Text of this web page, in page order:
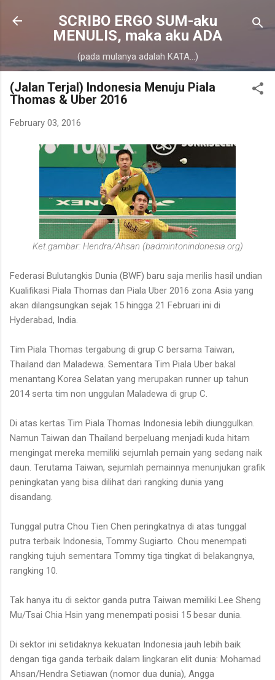
Skip to main content
SCRIBO ERGO SUM-aku
MENULIS, maka aku ADA
(pada mulanya adalah KATA...)
(Jalan Terjal) Indonesia Menuju Piala
Thomas & Uber 2016
February 03, 2016
Ket.gambar: Hendra/Ahsan (badmintonindonesia.org)
Federasi Bulutangkis Dunia (BWF) baru saja merilis hasil undian
Kualifikasi Piala Thomas dan Piala Uber 2016 zona Asia yang
akan dilangsungkan sejak 15 hingga 21 Februari ini di
Hyderabad, India.
Tim Piala Thomas tergabung di grup C bersama Taiwan,
Thailand dan Maladewa. Sementara Tim Piala Uber bakal
menantang Korea Selatan yang merupakan runner up tahun
2014 serta tim non unggulan Maladewa di grup C.
Di atas kertas Tim Piala Thomas Indonesia lebih diunggulkan.
Namun Taiwan dan Thailand berpeluang menjadi kuda hitam
mengingat mereka memiliki sejumlah pemain yang sedang naik
daun. Terutama Taiwan, sejumlah pemainnya menunjukan grafik
peningkatan yang bisa dilihat dari rangking dunia yang
disandang.
Tunggal putra Chou Tien Chen peringkatnya di atas tunggal
putra terbaik Indonesia, Tommy Sugiarto. Chou menempati
rangking tujuh sementara Tommy tiga tingkat di belakangnya,
rangking 10.
Tak hanya itu di sektor ganda putra Taiwan memiliki Lee Sheng
Mu/Tsai Chia Hsin yang menempati posisi 15 besar dunia.
Di sektor ini setidaknya kekuatan Indonesia jauh lebih baik
dengan tiga ganda terbaik dalam lingkaran elit dunia: Mohamad
Ahsan/Hendra Setiawan (nomor dua dunia), Angga